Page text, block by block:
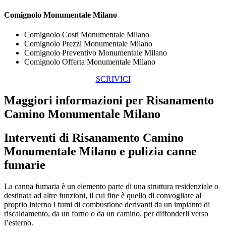
Comignolo Monumentale Milano
Comignolo Costi Monumentale Milano
Comignolo Prezzi Monumentale Milano
Comignolo Preventivo Monumentale Milano
Comignolo Offerta Monumentale Milano
SCRIVICI
Maggiori informazioni per Risanamento
Camino Monumentale Milano
Interventi di Risanamento Camino
Monumentale Milano e pulizia canne
fumarie
La canna fumaria è un elemento parte di una struttura residenziale o
destinata ad altre funzioni, il cui fine è quello di convogliare al
proprio interno i fumi di combustione derivanti da un impianto di
riscaldamento, da un forno o da un camino, per diffonderli verso
l’esterno.